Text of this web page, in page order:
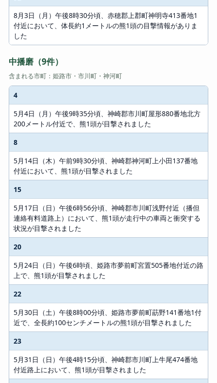
8月3日（月）午後8時30分頃、赤穂郡上郡町神明寺413番地1
付近において、体長約1メートルの熊1頭の目撃情報がありま
した
中播磨（9件）
含まれる市町：姫路市・市川町・神河町
#
内容
4
5月4日（月）午後9時35分頃、神崎郡市川町屋形880番地北方
200メートル付近で、熊1頭が目撃されました
8
5月14日（木）午前9時30分頃、神崎郡神河町上小田137番地
付近において、熊1頭が目撃されました
15
5月17日（日）午後6時56分頃、神崎郡市川町浅野付近（播但
連絡有料道路上）において、熊1頭が走行中の車両と衝突する
状況が目撃されました
20
5月24日（日）午後6時頃、姫路市夢前町宮置505番地付近の路
上で、熊1頭が目撃されました
22
5月30日（土）午後8時00分頃、姫路市夢前町莇野141番地1付
近で、全長約100センチメートルの熊1頭が目撃されました
23
5月31日（日）午後4時15分頃、神崎郡市川町上牛尾474番地
付近路上において、熊1頭が目撃されました